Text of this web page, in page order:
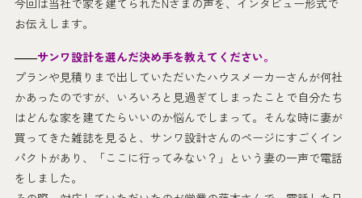
今回は当社で家を建てられたNさまの声を、インタビュー形式で
お伝えします。
――サンワ設計を選んだ決め手を教えてください。
プランや見積りまで出していただいたハウスメーカーさんが何社
かあったのですが、いろいろと見過ぎてしまったことで自分たち
はどんな家を建てたらいいのか悩んでしまって。そんな時に妻が
買ってきた雑誌を見ると、サンワ設計さんのページにすごくイン
パクトがあり、「ここに行ってみない？」という妻の一声で電話
をしました。